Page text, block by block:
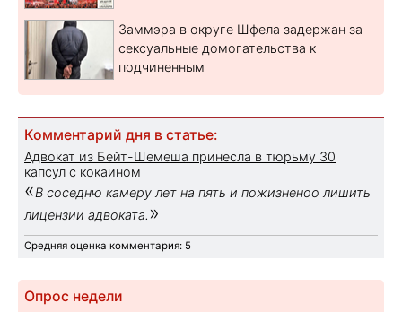
Заммэра в округе Шфела задержан за
сексуальные домогательства к
подчиненным
Комментарий дня в статье:
Адвокат из Бейт-Шемеша принесла в тюрьму 30
капсул с кокаином
«В соседню камеру лет на пять и пожизненоо лишить
лицензии адвоката. »
Средняя оценка комментария: 5
Опрос недели